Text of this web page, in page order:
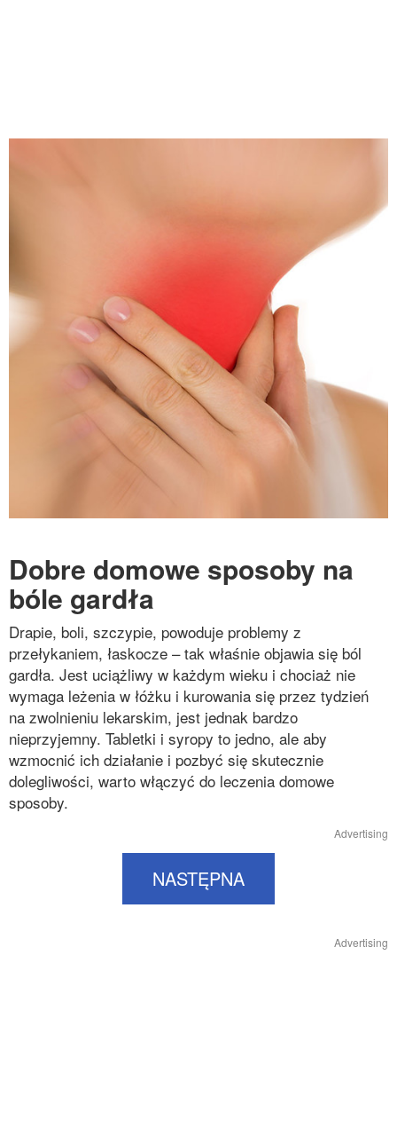
Dobre domowe sposoby na
bóle gardła
Drapie, boli, szczypie, powoduje problemy z
przełykaniem, łaskocze – tak właśnie objawia się ból
gardła. Jest uciążliwy w każdym wieku i chociaż nie
wymaga leżenia w łóżku i kurowania się przez tydzień
na zwolnieniu lekarskim, jest jednak bardzo
nieprzyjemny. Tabletki i syropy to jedno, ale aby
wzmocnić ich działanie i pozbyć się skutecznie
dolegliwości, warto włączyć do leczenia domowe
sposoby.
Advertising
NASTĘPNA
Advertising